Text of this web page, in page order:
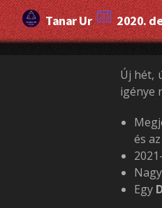
Tanar Ur 2020.
Új hét,
igénye
és az
Egy